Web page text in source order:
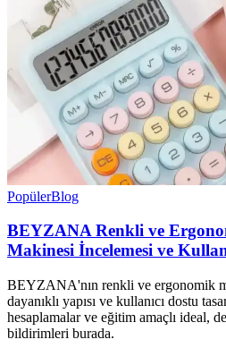
PopülerBlog
BEYZANA Renkli ve
Makinesi İncelemesi ve
BEYZANA'nın renkli ve ergonomik
dayanıklı yapısı ve kullanıcı dostu
hesaplamalar ve eğitim amaçlı ideal,
bildirimleri burada.